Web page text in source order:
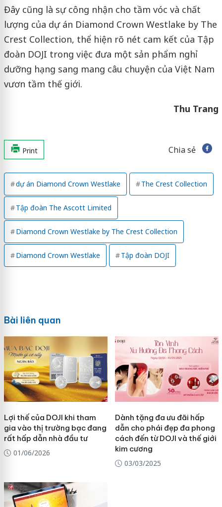
Đây cũng là sự công nhận cho tầm vóc và chất
lượng của dự án Diamond Crown Westlake by The
Crest Collection, thể hiện rõ nét cam kết của Tập
đoàn DOJI trong việc đưa một sản phẩm nghỉ
dưỡng hạng sang mang câu chuyện của Việt Nam
vươn tầm thế giới.
Thu Trang
Print Chia sẻ
dự án Diamond Crown Westlake The Crest Collection
Tập đoàn The Ascott Limited
Diamond Crown Westlake by The Crest Collection
Diamond Crown Westlake Tập đoàn DOJI
Bài liên quan
Lợi thế của DOJI khi tham
gia vào thị trường bạc đang
rất hấp dẫn nhà đầu tư
01/06/2026
Dành tặng đa ưu đãi hấp
dẫn cho phái đẹp đa phong
cách đến từ DOJI và thế giới
kim cương
03/03/2025